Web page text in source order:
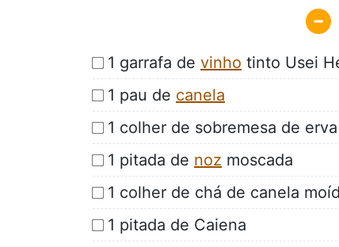
1 garrafa de vinho tinto Usei
1 pau de canela
1 colher de sobremesa de
1 pitada de noz moscada
1 colher de chá de canela
1 pitada de Caiena